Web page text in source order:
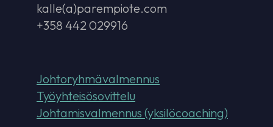
kalle(a)parempiote.com
+358 442 029916
Johtoryhmävalmennus
Työyhteisösovittelu
Johtamisvalmennus (yksilöcoaching)